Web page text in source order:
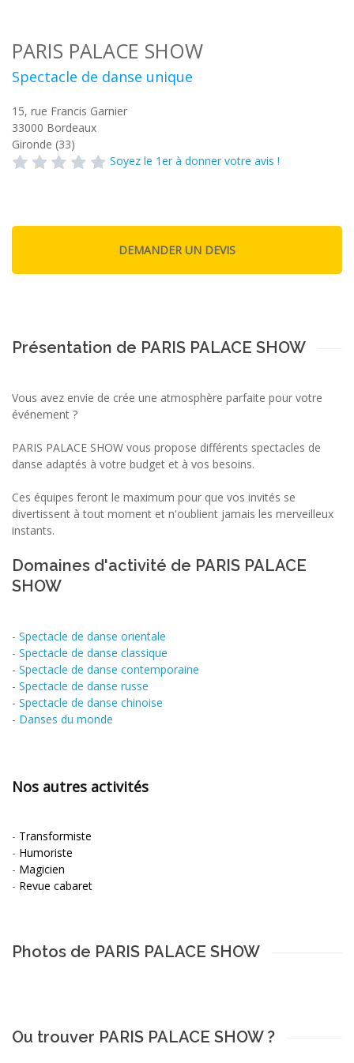
PARIS PALACE SHOW
Spectacle de danse unique
15, rue Francis Garnier
33000 Bordeaux
Gironde (33)
Soyez le 1er à donner votre avis !
Présentation de PARIS PALACE SHOW
Vous avez envie de crée une atmosphère parfaite pour votre
événement ?
PARIS PALACE SHOW vous propose différents spectacles de
danse adaptés à votre budget et à vos besoins.
Ces équipes feront le maximum pour que vos invités se
divertissent à tout moment et n'oublient jamais les merveilleux
instants.
Domaines d'activité de PARIS PALACE
SHOW
- Spectacle de danse orientale
- Spectacle de danse classique
- Spectacle de danse contemporaine
- Spectacle de danse russe
- Spectacle de danse chinoise
- Danses du monde
Nos autres activités
- Transformiste
- Humoriste
- Magicien
- Revue cabaret
Photos de PARIS PALACE SHOW
Ou trouver PARIS PALACE SHOW ?